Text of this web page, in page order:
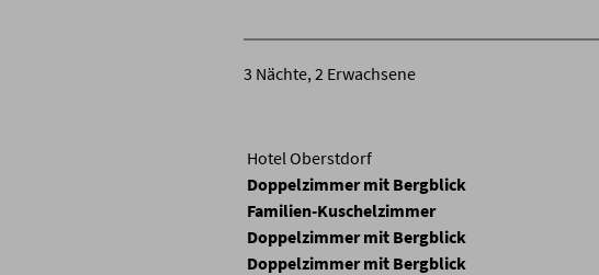
3 Nächte, 2 Erwachsene
Hotel Oberstdorf
Doppelzimmer mit Bergblick
Familien-Kuschelzimmer
Doppelzimmer mit Bergblick
Doppelzimmer mit Bergblick